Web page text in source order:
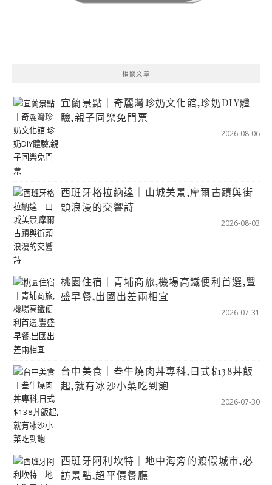
相關文章
宜蘭景點｜奇麗灣珍奶文化館,珍奶DIY體
驗,親子同樂免門票
2026-08-06
西班牙格拉納達｜山城美景,摩爾古蹟與街
頭浪漫的交響詩
2026-08-03
桃園住宿｜青埔商旅,機場高鐵便利首選,豐
盛早餐,出國出差兩相宜
2026-07-31
台中美食｜叁牛燒肉丼專科,日式$138丼飯
起,就有冰沙小菜吃到飽
2026-07-30
西班牙阿利坎特｜地中海旁的渡假城市,必
訪景點,超平價餐廳